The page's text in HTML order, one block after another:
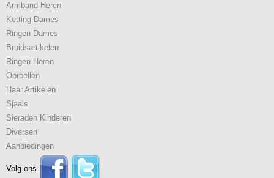
Armband Heren
Ketting Dames
Ringen Dames
Bruidsartikelen
Ringen Heren
Oorbellen
Haar Artikelen
Sjaals
Sieraden Kinderen
Diversen
Aanbiedingen
Volg ons